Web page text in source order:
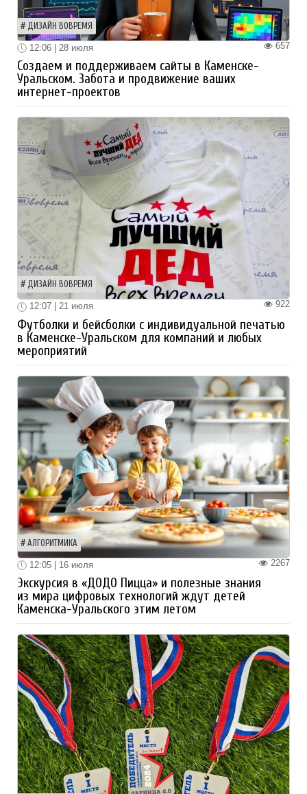
ДИЗАЙН ВОВРЕМЯ
657
12:06 | 28 июля
Создаем и поддерживаем сайты в Каменске-
Уральском. Забота и продвижение ваших
интернет-проектов
ДИЗАЙН ВОВРЕМЯ
922
12:07 | 21 июля
Футболки и бейсболки с индивидуальной печатью
в Каменске-Уральском для компаний и любых
мероприятий
АЛГОРИТМИКА
2267
12:05 | 16 июля
Экскурсия в «ДОДО Пицца» и полезные знания
из мира цифровых технологий ждут детей
Каменска-Уральского этим летом